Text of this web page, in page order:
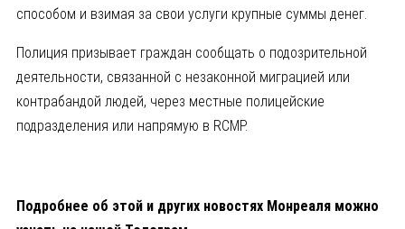
способом и взимая за свои услуги крупные суммы денег.
Полиция призывает граждан сообщать о подозрительной
деятельности, связанной с незаконной миграцией или
контрабандой людей, через местные полицейские
подразделения или напрямую в RCMP.
Подробнее об этой и других новостях Монреаля можно